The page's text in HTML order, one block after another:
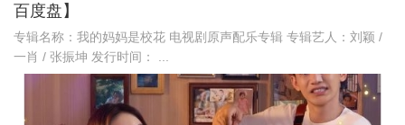
百度盘】
专辑名称：我的妈妈是校花 电视剧原声配乐专辑 专辑艺人：刘颖 /
一肖 / 张振坤 发行时间： ...